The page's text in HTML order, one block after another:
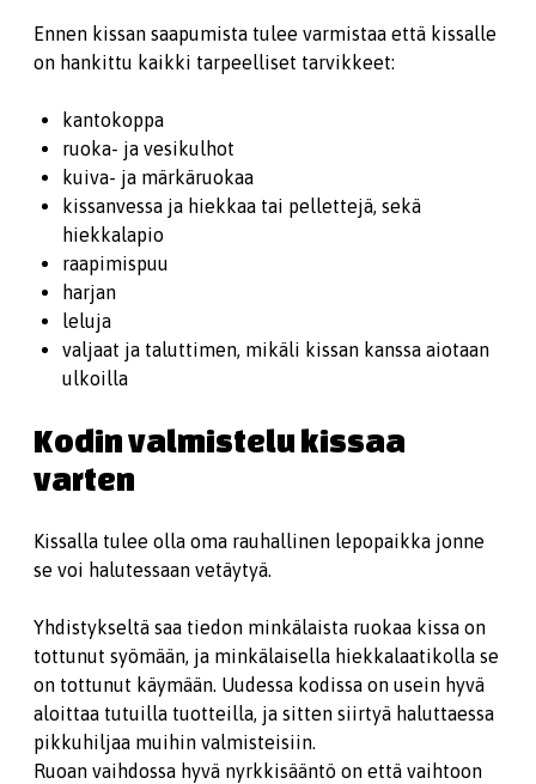
Ennen kissan saapumista tulee varmistaa että kissalle
on hankittu kaikki tarpeelliset tarvikkeet:
kantokoppa
ruoka- ja vesikulhot
kuiva- ja märkäruokaa
kissanvessa ja hiekkaa tai pellettejä, sekä
hiekkalapio
raapimispuu
harjan
leluja
valjaat ja taluttimen, mikäli kissan kanssa aiotaan
ulkoilla
Kodin valmistelu kissaa
varten
Kissalla tulee olla oma rauhallinen lepopaikka jonne
se voi halutessaan vetäytyä.
Yhdistykseltä saa tiedon minkälaista ruokaa kissa on
tottunut syömään, ja minkälaisella hiekkalaatikolla se
on tottunut käymään. Uudessa kodissa on usein hyvä
aloittaa tutuilla tuotteilla, ja sitten siirtyä haluttaessa
pikkuhiljaa muihin valmisteisiin.
Ruoan vaihdossa hyvä nyrkkisääntö on että vaihtoon